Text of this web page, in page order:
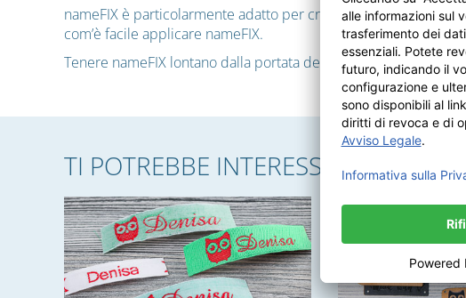
nameFIX è particolarmente adatto per creazioni individuali
com’è facile applicare nameFIX.
Tenere nameFIX lontano dalla portata dei bambini inferiori di
TI POTREBBE INTERESSARE ANCHE